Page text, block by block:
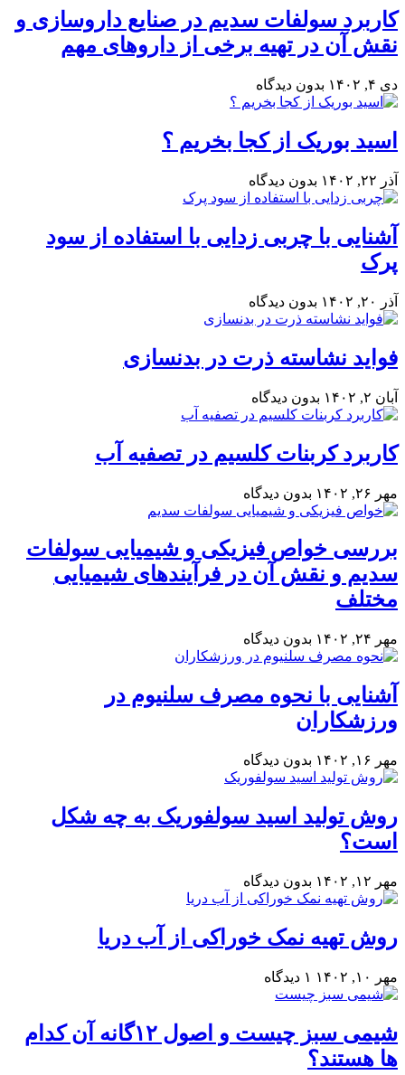
کاربرد سولفات سدیم در صنایع داروسازی و
نقش آن در تهیه برخی از داروهای مهم
دی ۴, ۱۴۰۲ بدون دیدگاه
اسید بوریک از کجا بخریم ؟
آذر ۲۲, ۱۴۰۲ بدون دیدگاه
آشنایی با چربی زدایی با استفاده از سود
پرک
آذر ۲۰, ۱۴۰۲ بدون دیدگاه
فواید نشاسته ذرت در بدنسازی
آبان ۲, ۱۴۰۲ بدون دیدگاه
کاربرد کربنات کلسیم در تصفیه آب
مهر ۲۶, ۱۴۰۲ بدون دیدگاه
بررسی خواص فیزیکی و شیمیایی سولفات
سدیم و نقش آن در فرآیندهای شیمیایی
مختلف
مهر ۲۴, ۱۴۰۲ بدون دیدگاه
آشنایی با نحوه مصرف سلنیوم در
ورزشکاران
مهر ۱۶, ۱۴۰۲ بدون دیدگاه
روش تولید اسید سولفوریک به چه شکل
است؟
مهر ۱۲, ۱۴۰۲ بدون دیدگاه
روش تهیه نمک خوراکی از آب دریا
مهر ۱۰, ۱۴۰۲ ۱ دیدگاه
شیمی سبز چیست و اصول ۱۲گانه آن کدام
ها هستند؟